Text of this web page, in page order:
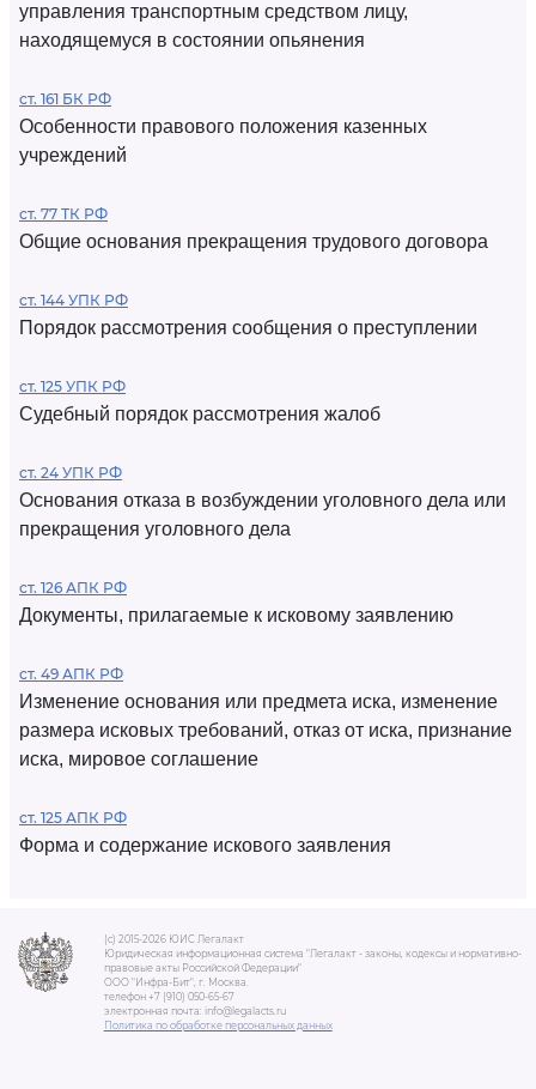
управления транспортным средством лицу,
находящемуся в состоянии опьянения
ст. 161 БК РФ
Особенности правового положения казенных
учреждений
ст. 77 ТК РФ
Общие основания прекращения трудового договора
ст. 144 УПК РФ
Порядок рассмотрения сообщения о преступлении
ст. 125 УПК РФ
Судебный порядок рассмотрения жалоб
ст. 24 УПК РФ
Основания отказа в возбуждении уголовного дела или
прекращения уголовного дела
ст. 126 АПК РФ
Документы, прилагаемые к исковому заявлению
ст. 49 АПК РФ
Изменение основания или предмета иска, изменение
размера исковых требований, отказ от иска, признание
иска, мировое соглашение
ст. 125 АПК РФ
Форма и содержание искового заявления
(c) 2015-2026 ЮИС Легалакт
Юридическая информационная система "Легалакт - законы, кодексы и нормативно-
правовые акты Российской Федерации"
ООО "Инфра-Бит", г. Москва.
телефон +7 (910) 050-65-67
электронная почта: info@legalacts.ru
Политика по обработке персональных данных